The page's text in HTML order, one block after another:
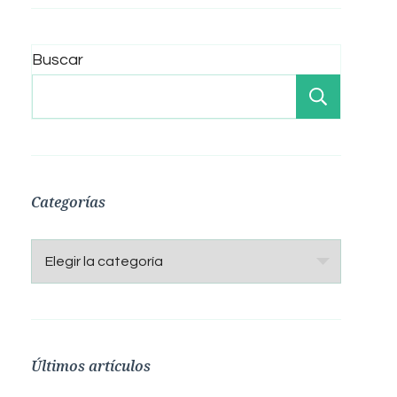
Buscar
Categorías
Categorías
Últimos artículos